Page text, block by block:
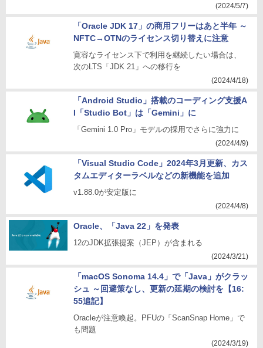
(2024/5/7)
「Oracle JDK 17」の商用フリーはあと半年 ～
NFTC→OTNのライセンス切り替えに注意
寛容なライセンス下で利用を継続したい場合は、
次のLTS「JDK 21」への移行を
(2024/4/18)
「Android Studio」搭載のコーディング支援A
I「Studio Bot」は「Gemini」に
「Gemini 1.0 Pro」モデルの採用でさらに強力に
(2024/4/9)
「Visual Studio Code」2024年3月更新、カス
タムエディターラベルなどの新機能を追加
v1.88.0が安定版に
(2024/4/8)
Oracle、「Java 22」を発表
12のJDK拡張提案（JEP）が含まれる
(2024/3/21)
「macOS Sonoma 14.4」で「Java」がクラッ
シュ ～回避策なし、更新の延期の検討を【16:
55追記】
Oracleが注意喚起。PFUの「ScanSnap Home」で
も問題
(2024/3/19)